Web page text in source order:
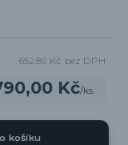
Kč/ks
652,89 Kč bez DPH
košíku